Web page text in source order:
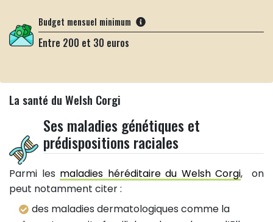
Budget mensuel minimum
Entre 200 et 30 euros
La santé du Welsh Corgi
Ses maladies génétiques et
prédispositions raciales
Parmi les maladies héréditaire du Welsh Corgi, on
peut notamment citer :
des maladies dermatologiques comme la